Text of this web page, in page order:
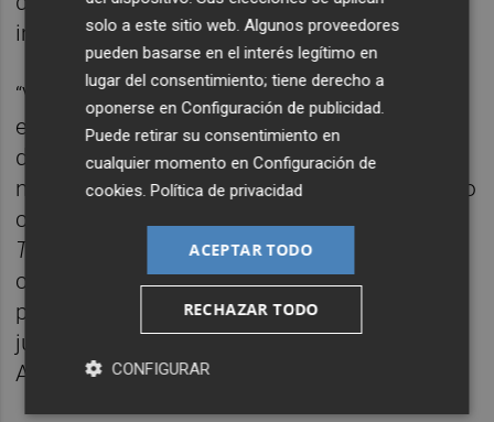
implica a toda la sociedad.
“Vivimos en una sociedad donde cada vez
escuchamos menos a quien piensa
diferente. En AJEV creemos que la igualdad
no se construye enfrentando realidades, sino
comprendiéndolas. Por eso nació
Tacones
. Porque solo cuando somos
capaces de mirar el mundo desde la
perspectiva del otro, podemos avanzar
juntos”, señala Paz Navarro, presidenta de
AJEV.
solo a este sitio web. Algunos proveedores
pueden basarse en el interés legítimo en
lugar del consentimiento; tiene derecho a
oponerse enConfiguración de publicidad
Puede retirar su consentimiento en
cualquier momento enConfiguración de
cookies .Política de privacidad
ACEPTAR TODO
RECHAZAR TODO
CONFIGURAR